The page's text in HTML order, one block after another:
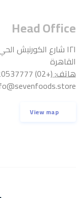
Head Office
١٢١ شارع الكورنيش
القاهرة
هاتف:(+02) 01120537777
View map